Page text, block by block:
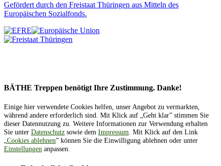
Gefördert durch den Freistaat Thüringen aus Mitteln des
Europäischen Sozialfonds.
BÄTHE Treppen benötigt Ihre Zustimmung. Danke!
Einige hier verwendete Cookies helfen, unser Angebot zu vermarkten,
während andere erforderlich sind. Mit Klick auf „Geht klar” stimmen Sie
dieser Datennutzung zu. Weitere Informationen zur Verwendung erhalten
Sie unter Datenschutz sowie dem Impressum. Mit Klick auf den Link
„Cookies ablehnen” können Sie die Einwilligung ablehnen oder unter
Einstellungen anpassen.